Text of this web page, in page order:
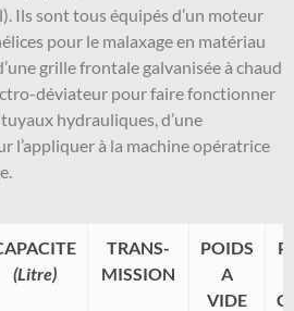
Ils sont tous équipés d’un moteur
pour le malaxage en matériau
grille frontale galvanisée à chaud
déviateur pour faire fonctionner
hydrauliques, d’une
l’appliquer à la machine opératrice
(Litre)
TRANS-
MISSION
POIDS
A
VIDE